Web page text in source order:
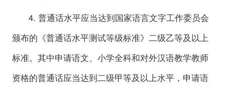
4. 普通话水平应当达到国家语言文字工作委员会
颁布的《普通话水平测试等级标准》二级乙等及以上
标准。其中申请语文、小学全科和对外汉语教学教师
资格的普通话应当达到二级甲等及以上水平，申请语